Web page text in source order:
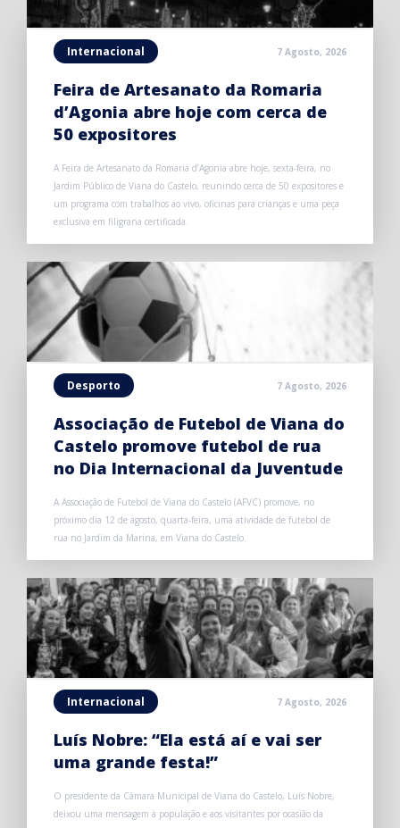
Internacional 7 Agosto, 2026
Feira de Artesanato da Romaria
d’Agonia abre hoje com cerca de
50 expositores
A Feira de Artesanato da Romaria d’Agonia abre hoje, sexta-feira, no
Jardim Público de Viana do Castelo, reunindo cerca de 50 expositores e
um programa com trabalhos ao vivo, oficinas para crianças e uma peça
exclusiva em filigrana certificada.
Desporto 7 Agosto, 2026
Associação de Futebol de Viana do
Castelo promove futebol de rua
no Dia Internacional da Juventude
A Associação de Futebol de Viana do Castelo (AFVC) promove, no
próximo dia 12 de agosto, quarta-feira, uma atividade de futebol de
rua no Jardim da Marina, em Viana do Castelo.
Internacional 7 Agosto, 2026
Luís Nobre: “Ela está aí e vai ser
uma grande festa!”
O presidente da Câmara Municipal de Viana do Castelo, Luís Nobre,
deixou uma mensagem à população e aos visitantes por ocasião da